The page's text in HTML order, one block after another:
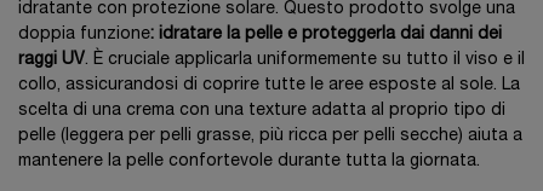
idratante con protezione solare. Questo prodotto svolge una
doppia funzione: idratare la pelle e proteggerla dai danni dei
raggi UV. È cruciale applicarla uniformemente su tutto il viso e il
collo, assicurandosi di coprire tutte le aree esposte al sole. La
scelta di una crema con una texture adatta al proprio tipo di
pelle (leggera per pelli grasse, più ricca per pelli secche) aiuta a
mantenere la pelle confortevole durante tutta la giornata.